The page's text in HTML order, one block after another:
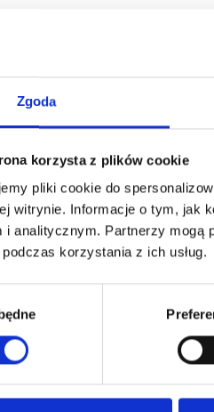
Zgoda
korzysta z plików cookie
pliki cookie do
witrynie. Informacje o tym, jak
i analitycznym. Partnerzy mogą
korzystania z ich usług.
OPINIE (0)
70×70 CM:
cm, kolor biały, ocieplona
z wypełnieniem PCV CIEPŁA
PC16 4-kom.